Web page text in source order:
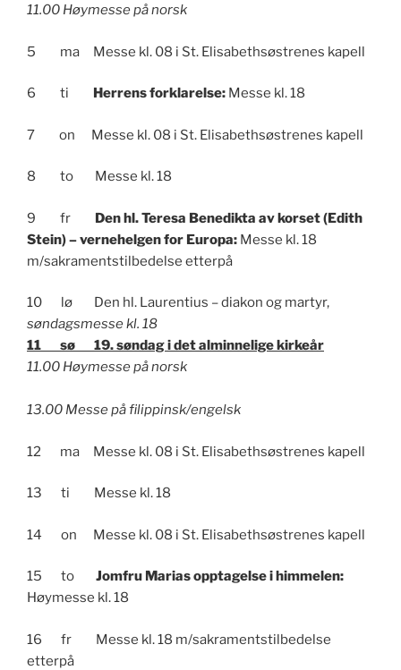
11.00 Høymesse på norsk
5 ma Messe kl. 08 i St. Elisabethsøstrenes kapell
6 ti Herrens forklarelse: Messe kl. 18
7 on Messe kl. 08 i St. Elisabethsøstrenes kapell
8 to Messe kl. 18
9 fr Den hl. Teresa Benedikta av korset (Edith
Stein) – vernehelgen for Europa: Messe kl. 18
m/sakramentstilbedelse etterpå
10 lø Den hl. Laurentius – diakon og martyr,
søndagsmesse kl. 18
11 sø 19. søndag i det alminnelige kirkeår
11.00 Høymesse på norsk
13.00 Messe på filippinsk/engelsk
12 ma Messe kl. 08 i St. Elisabethsøstrenes kapell
13 ti Messe kl. 18
14 on Messe kl. 08 i St. Elisabethsøstrenes kapell
15 to Jomfru Marias opptagelse i himmelen:
Høymesse kl. 18
16 fr Messe kl. 18 m/sakramentstilbedelse
etterpå